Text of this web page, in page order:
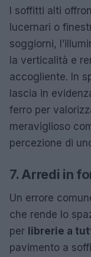
I soffitti alti
lucernari o
soggiorni,
la verticalità e
accogliente. In
lascia in
ferro per
meraviglioso
percezione di
7. Arredi in
Un errore
che rende lo
per librerie a
pavimento a